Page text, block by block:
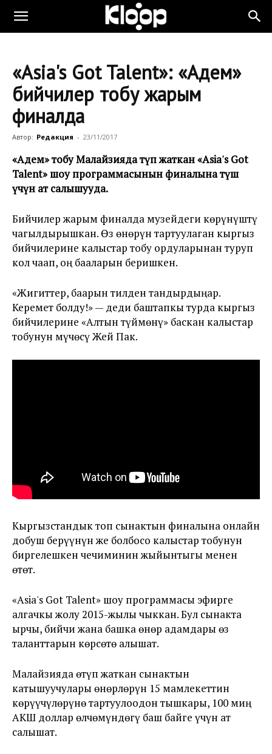
«Asia's Got Talent»: «Адем»
бийчилер тобу жарым
финалда
Автор: Редакция - 23/11/2017
«Адем» тобу Малайзияда өтүп жаткан «Asia's Got
Talent» шоу программасынын финалына өтүш
үчүн ат салышууда.
Бийчилер жарым финалда музейдеги көрүнүштү
чагылдырышкан. Өз өнөрүн тартуулаган кыргыз
бийчилерине калыстар тобу ордуларынан туруп
кол чаап, оң бааларын беришкен.
«Жигиттер, баарын тилден тандырдыңар.
Керемет болду!» — деди баштапкы турда кыргыз
бийчилерине «Алтын түймөнү» баскан калыстар
тобунун мүчөсү Жей Пак.
Кыргызстандык топ сынактын финалына онлайн
добуш берүүнүн же болбосо калыстар тобунун
биргелешкен чечиминин жыйынтыгы менен
өтөт.
«Asia's Got Talent» шоу программасы эфирге
алгачкы жолу 2015-жылы чыккан. Бул сынакта
ырчы, бийчи жана башка өнөр адамдары өз
таланттарын көрсөтө алышат.
Малайзияда өтүп жаткан сынактын
катышуучулары өнөрлөрүн 15 мамлекеттин
көрүүчүлөрүнө тартуулоодон тышкары, 100 миң
АКШ доллар өлчөмүндөгү баш байге үчүн ат
салышат.